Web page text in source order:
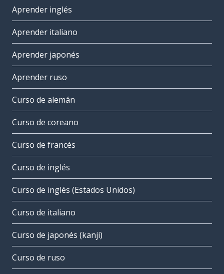
Aprender inglés
Aprender italiano
Aprender japonés
Aprender ruso
Curso de alemán
Curso de coreano
Curso de francés
Curso de inglés
Curso de inglés (Estados Unidos)
Curso de italiano
Curso de japonés (kanji)
Curso de ruso